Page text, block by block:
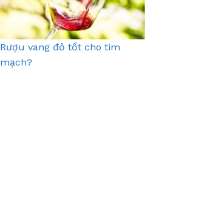
Rượu vang đỏ tốt cho tim
mạch?